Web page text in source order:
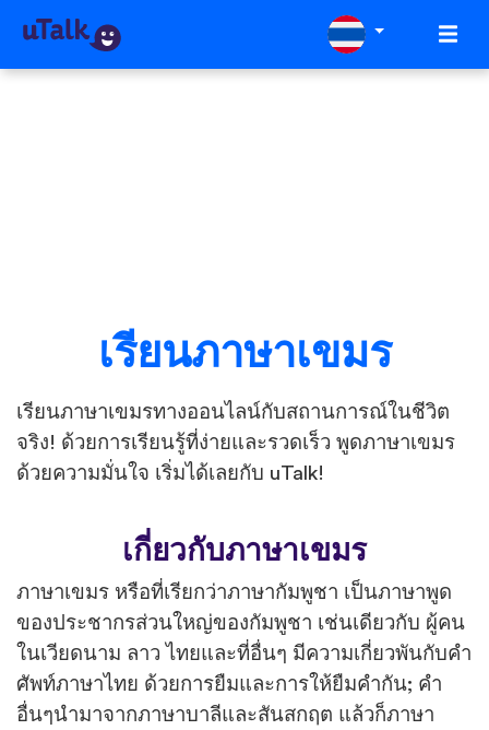
เรียนภาษาเขมร
เรียนภาษาเขมรทางออนไลน์กับสถานการณ์ในชีวิต
จริง! ด้วยการเรียนรู้ที่ง่ายและรวดเร็ว พูดภาษาเขมร
ด้วยความมั่นใจ เริ่มได้เลยกับ uTalk!
เกี่ยวกับภาษาเขมร
ภาษาเขมร หรือที่เรียกว่าภาษากัมพูชา เป็นภาษาพูด
ของประชากรส่วนใหญ่ของกัมพูชา เช่นเดียวกับ ผู้คน
ในเวียดนาม ลาว ไทยและที่อื่นๆ มีความเกี่ยวพันกับคำ
ศัพท์ภาษาไทย ด้วยการยืมและการให้ยืมคำกัน; คำ
อื่นๆนำมาจากภาษาบาลีและสันสกฤต แล้วก็ภาษา